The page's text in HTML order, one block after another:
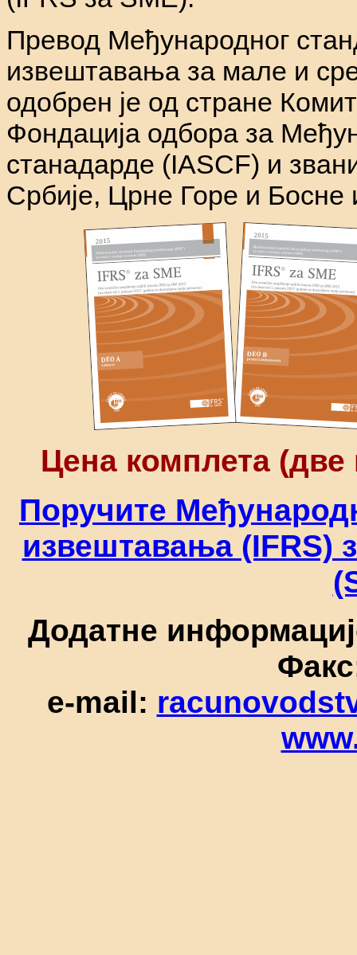
Превод Међународног
извештавања за мале и
одобрен је од стране
Фондација одбора за
станадарде (IASCF) и
Србије, Црне Горе и Босне
Цена комплета
Поручите
извештавања (IFRS)
Додатне
e-mail: